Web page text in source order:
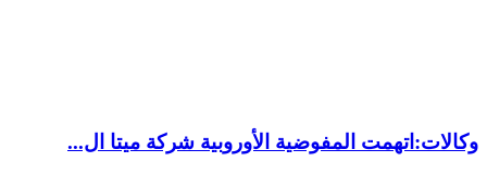
وكالات:‏اتهمت المفوضية الأوروبية شركة ميتا ال...